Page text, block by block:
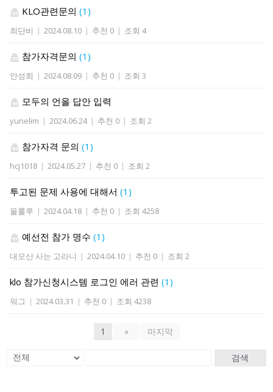
KLO관련문의(1)
최단비 | 2024.08.10 | 추천 0 | 조회 4
참가자격문의(1)
안성희 | 2024.08.09 | 추천 0 | 조회 3
모두의 언올 답안 입력
yunelim | 2024.06.24 | 추천 0 | 조회 2
참가자격 문의(1)
hcj1018 | 2024.05.27 | 추천 0 | 조회 2
투고된 문제 사용에 대해서(1)
울룰루 | 2024.04.18 | 추천 0 | 조회 4258
예선전 참가 명수(1)
대모산 사는 고라니 | 2024.04.10 | 추천 0 | 조회 2
klo 참가신청시스템 로그인 에러 관련(1)
워그 | 2024.03.31 | 추천 0 | 조회 4238
1 » 마지막
검색